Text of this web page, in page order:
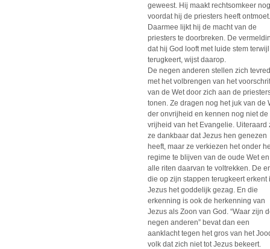
geweest. Hij maakt rechtsomkeer nog
voordat hij de priesters heeft ontmoet.
Daarmee lijkt hij de macht van de
priesters te doorbreken. De
dat hij God looft met luide stem
terugkeert, wijst daarop.
De negen anderen stellen zich
met het volbrengen van het
van de Wet door zich aan de
tonen. Ze dragen nog het juk van de
der onvrijheid en kennen nog niet de
vrijheid van het Evangelie. Uiteraard
ze dankbaar dat Jezus hen genezen
heeft, maar ze verkiezen het onder
regime te blijven van de oude Wet en
alle riten daarvan te voltrekken. De
die op zijn stappen terugkeert erkent
Jezus het goddelijk gezag. En die
erkenning is ook de herkenning van
Jezus als Zoon van God. “Waar zijn
negen anderen” bevat dan een
aanklacht tegen het gros van het
volk dat zich niet tot Jezus bekeert.